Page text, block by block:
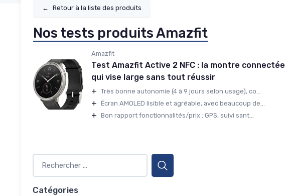
← Retour à la liste des produits
Nos tests produits Amazfit
Amazfit
Test Amazfit Active 2 NFC : la montre connectée
qui vise large sans tout réussir
+ Très bonne autonomie (4 à 9 jours selon usage), co...
+ Écran AMOLED lisible et agréable, avec beaucoup de...
+ Bon rapport fonctionnalités/prix : GPS, suivi sant...
Catégories